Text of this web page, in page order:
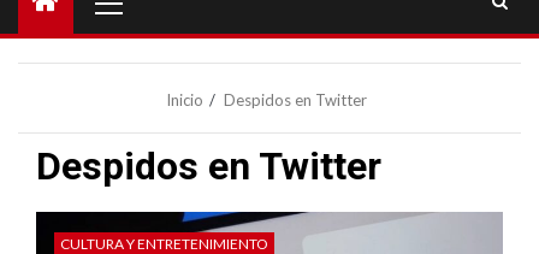
principal
Inicio Despidos en Twitter
Despidos en Twitter
CULTURA Y ENTRETENIMIENTO